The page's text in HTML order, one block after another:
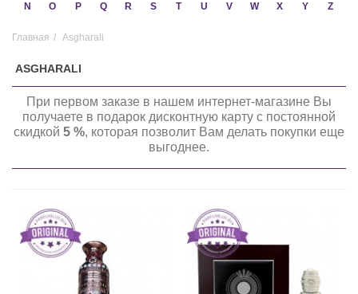
N O P Q R S T U V W X Y Z
Главная / Asgharali
ASGHARALI
При первом заказе в нашем интернет-магазине Вы
получаете в подарок дисконтную карту с постоянной
скидкой 5 %, которая позволит Вам делать покупки еще
выгоднее.